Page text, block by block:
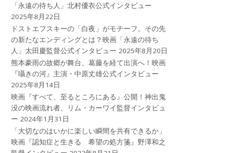
「永遠の待ち人」北村優衣公式インタビュー
2025年8月22日
ドストエフスキーの「白夜」がモチーフ。その先
の新たなエンディングとは？映画「永遠の待ち
人」太田慶監督公式インタビュー 2025年8月20日
熊本豪雨の故郷が舞台、葛藤を経て出演へ！映画
『囁きの河』主演・中原丈雄公式インタビュー
2025年8月14日
映画『すべて、至るところにある』公開！神出鬼
没の映画流れ者、リム・カーワイ監督インタビュ
ー 2024年1月31日
「大切なのはいかに楽しい瞬間を共有できるか」
映画『認知症と生きる 希望の処方箋』野澤和之